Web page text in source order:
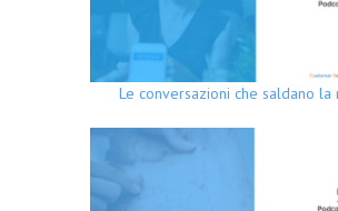
Le conversazioni che saldano la